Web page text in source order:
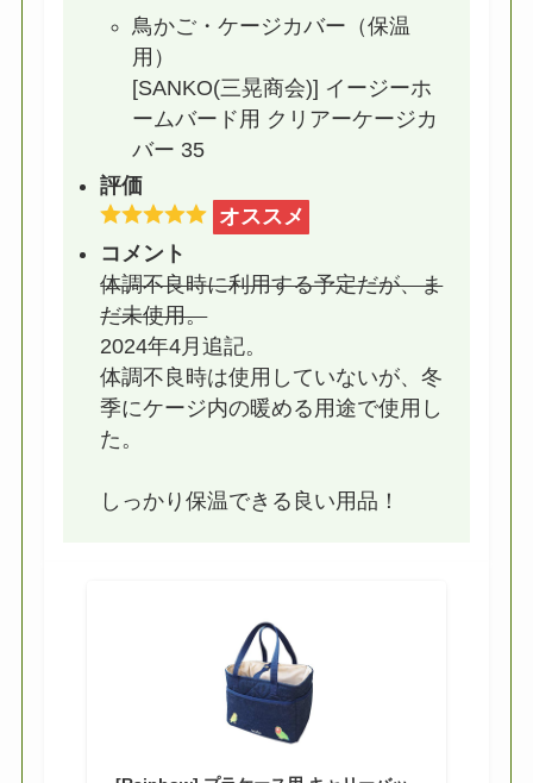
鳥かご・ケージカバー（保温
用）
[SANKO(三晃商会)] イージーホ
ームバード用 クリアーケージカ
バー 35
評価
オススメ
コメント
体調不良時に利用する予定だが、ま
だ未使用。
2024年4月追記。
体調不良時は使用していないが、冬
季にケージ内の暖める用途で使用し
た。
しっかり保温できる良い用品！